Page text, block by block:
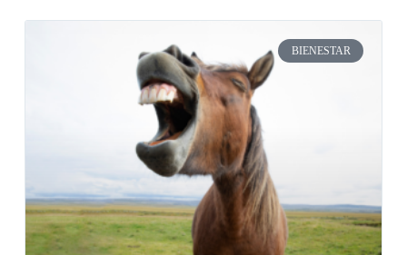
BIENESTAR